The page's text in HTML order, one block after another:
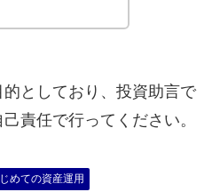
としており、投資助言で
責任で行ってください。
めての資産運用